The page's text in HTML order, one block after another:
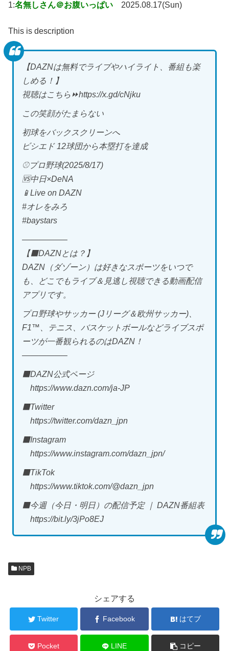
1:名無しさん＠お腹いっぱい 2025.08.17(Sun)
This is description
【DAZNは無料でライブやハイライト、番組も楽
しめる！】
視聴はこちら⏩️https://x.gd/cNjku
この笑顔がたまらない
初球をバックスクリーンへ
ビシエド 12球団から本塁打を達成
⚾プロ野球(2025/8/17)
🆚中日×DeNA
📱Live on DAZN
#オレをみろ
#baystars
—————–
【⬛DAZNとは？】
DAZN（ダゾーン）は好きなスポーツをいつで
も、どこでもライブ＆見逃し視聴できる動画配信
アプリです。
プロ野球やサッカー (Jリーグ＆欧州サッカー)、
F1™️、テニス、バスケットボールなどライブスポ
ーツが一番観られるのはDAZN！
—————–
⬛DAZN公式ページ
https://www.dazn.com/ja-JP
⬛Twitter
https://twitter.com/dazn_jpn
⬛Instagram
https://www.instagram.com/dazn_jpn/
⬛TikTok
https://www.tiktok.com/@dazn_jpn
⬛今週（今日・明日）の配信予定 ｜ DAZN番組表
https://bit.ly/3jPo8EJ
NPB
シェアする
Twitter Facebook はてブ
Pocket LINE コピー